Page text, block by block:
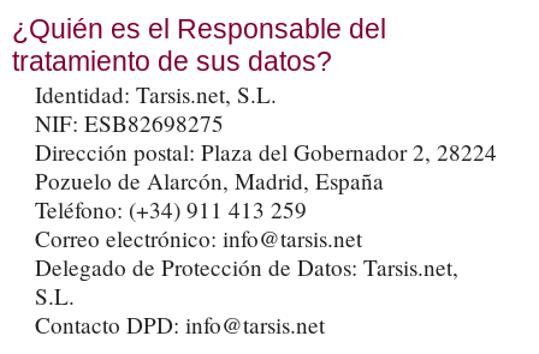
¿Quién es el Responsable del
tratamiento de sus datos?
Identidad: Tarsis.net, S.L.
NIF: ESB82698275
Dirección postal: Plaza del Gobernador 2, 28224
Pozuelo de Alarcón, Madrid, España
Teléfono: (+34) 911 413 259
Correo electrónico: info@tarsis.net
Delegado de Protección de Datos: Tarsis.net,
S.L.
Contacto DPD: info@tarsis.net